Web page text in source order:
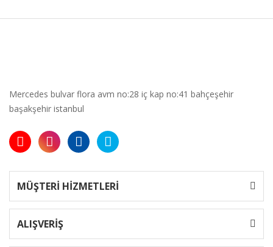
Mercedes bulvar flora avm no:28 iç kap no:41 bahçeşehir
başakşehir istanbul
MÜŞTERİ HİZMETLERİ
ALIŞVERİŞ